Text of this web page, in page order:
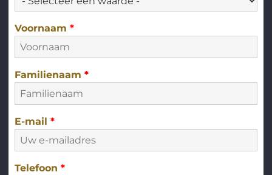
Voornaam *
Familienaam *
E-mail *
Telefoon *